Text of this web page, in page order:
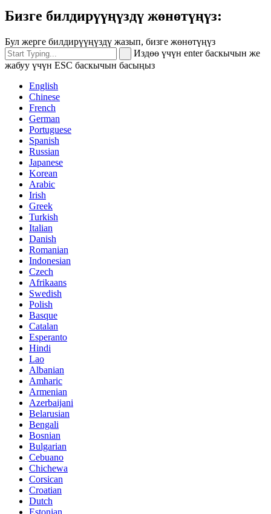
Бизге билдирүүңүздү жөнөтүңүз:
Бул жерге билдирүүңүздү жазып, бизге жөнөтүңүз
Издөө үчүн enter баскычын же
жабуу үчүн ESC баскычын басыңыз
English
Chinese
French
German
Portuguese
Spanish
Russian
Japanese
Korean
Arabic
Irish
Greek
Turkish
Italian
Danish
Romanian
Indonesian
Czech
Afrikaans
Swedish
Polish
Basque
Catalan
Esperanto
Hindi
Lao
Albanian
Amharic
Armenian
Azerbaijani
Belarusian
Bengali
Bosnian
Bulgarian
Cebuano
Chichewa
Corsican
Croatian
Dutch
Estonian